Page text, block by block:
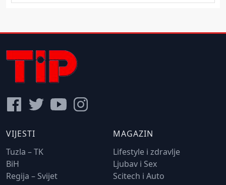
VIJESTI
Tuzla – TK
BiH
Regija – Svijet
MAGAZIN
Lifestyle i zdravlje
Ljubav i Sex
Scitech i Auto